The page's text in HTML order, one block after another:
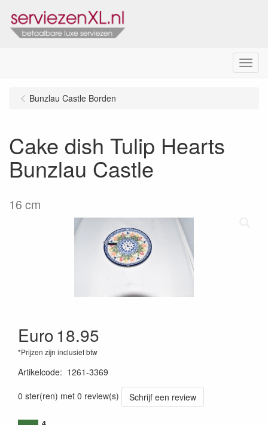
Menu
Bunzlau Castle Borden
Cake dish Tulip Hearts
Bunzlau Castle
16 cm
Euro18.95
*Prijzen zijn inclusief btw
Artikelcode: 1261-3369
0 ster(ren) met 0 review(s)
Schrijf een review